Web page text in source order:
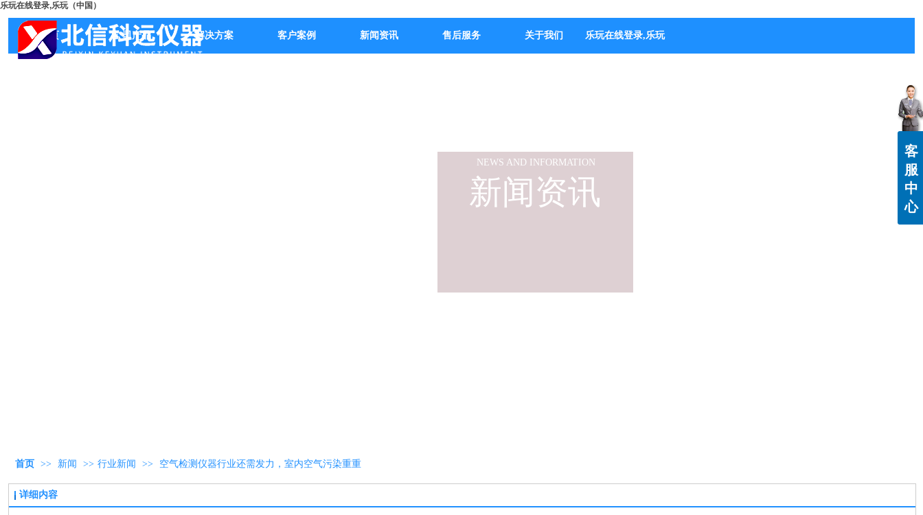
乐玩在线登录,乐玩（中国）
首页 公司产品 解决方案 客户案例 新闻资讯 售后服务 关于我们 乐玩在线登录,乐玩（中国）
新闻资讯
NEWS AND INFORMATION
首页 >> 新闻 >> 行业新闻 >> 空气检测仪器行业还需发力，室内空气污染重重
详细内容
客
服
中
心